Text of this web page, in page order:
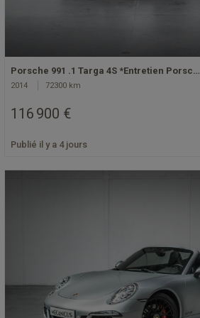
Porsche 991 .1 Targa 4S *Entretien Porsc…
2014 72300 km
116 900 €
Publié il y a 4 jours